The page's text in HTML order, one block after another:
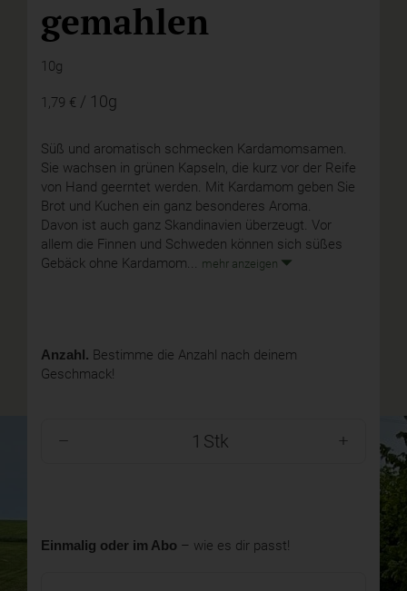
gemahlen
10g
1,79 € / 10g
Süß und aromatisch schmecken Kardamomsamen.
Sie wachsen in grünen Kapseln, die kurz vor der Reife
von Hand geerntet werden. Mit Kardamom geben Sie
Brot und Kuchen ein ganz besonderes Aroma.
Davon ist auch ganz Skandinavien überzeugt. Vor
allem die Finnen und Schweden können sich süßes
Gebäck ohne Kardamom... mehr anzeigen
Anzahl. Bestimme die Anzahl nach deinem
Geschmack!
Stk
Einmalig oder im Abo – wie es dir passt!